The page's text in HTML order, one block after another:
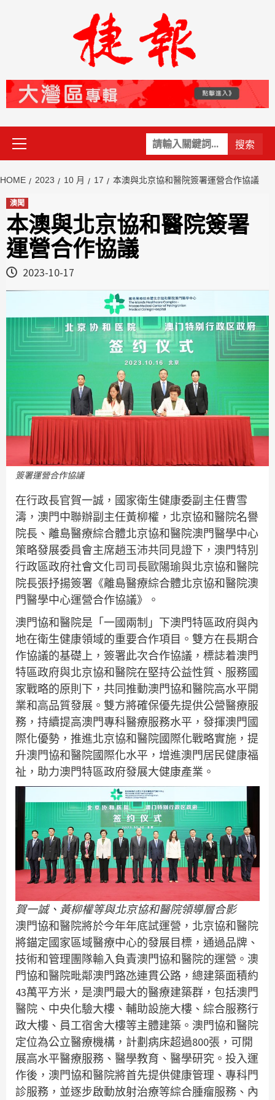
關
鍵
Primary
Menu
HOME 2023 10 月 17 本澳與北京協和醫院簽署運營合作協議
澳聞
本澳與北京協和醫院簽署
運營合作協議
2023-10-17
簽署運營合作協議
在行政長官賀一誠，國家衛生健康委副主任曹雪
濤，澳門中聯辦副主任黃柳權，北京協和醫院名譽
院長、離島醫療綜合體北京協和醫院澳門醫學中心
策略發展委員會主席趙玉沛共同見證下，澳門特別
行政區政府社會文化司司長歐陽瑜與北京協和醫院
院長張抒揚簽署《離島醫療綜合體北京協和醫院澳
門醫學中心運營合作協議》。
澳門協和醫院是「一國兩制」下澳門特區政府與內
地在衛生健康領域的重要合作項目。雙方在長期合
作協議的基礎上，簽署此次合作協議，標誌着澳門
特區政府與北京協和醫院在堅持公益性質、服務國
家戰略的原則下，共同推動澳門協和醫院高水平開
業和高品質發展。雙方將確保優先提供公營醫療服
務，持續提高澳門專科醫療服務水平，發揮澳門國
際化優勢，推進北京協和醫院國際化戰略實施，提
升澳門協和醫院國際化水平，增進澳門居民健康福
祉，助力澳門特區政府發展大健康產業。
賀一誠、黃柳權等與北京協和醫院領導層合影
澳門協和醫院將於今年年底試運營，北京協和醫院
將錨定國家區域醫療中心的發展目標，通過品牌、
技術和管理團隊輸入負責澳門協和醫院的運營。澳
門協和醫院毗鄰澳門路氹連貫公路，總建築面積約
43萬平方米，是澳門最大的醫療建築群，包括澳門
醫院、中央化驗大樓、輔助設施大樓、綜合服務行
政大樓、員工宿舍大樓等主體建築。澳門協和醫院
定位為公立醫療機構，計劃病床超過800張，可開
展高水平醫療服務、醫學教育、醫學研究。投入運
作後，澳門協和醫院將首先提供健康管理、專科門
診服務，並逐步啟動放射治療等綜合腫瘤服務、內